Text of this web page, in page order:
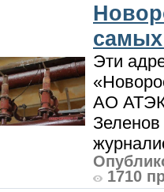
Эти
АО АТЭК
Зеленов
1710